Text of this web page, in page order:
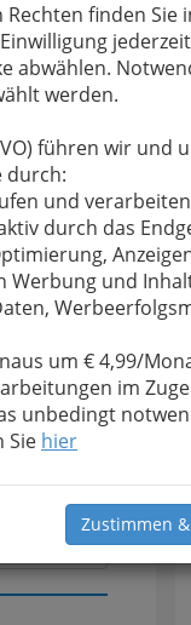
finden Sie
jederzeit
abwählen.
werden.
führen wir und
durch:
und
durch das
Werbung und
um € 4,99/
im
unbedingt
Sie hier
Zustimmen
Stelle zur
Absenden
senden